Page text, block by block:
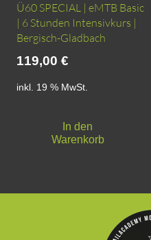
Ü60 SPECIAL | eMTB Basic
| 6 Stunden Intensivkurs |
Bergisch-Gladbach
119,00 €
inkl. 19 % MwSt.
In den
Warenkorb